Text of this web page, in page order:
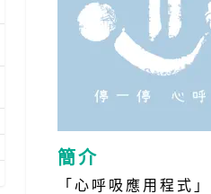
簡介
「心呼吸應用程式